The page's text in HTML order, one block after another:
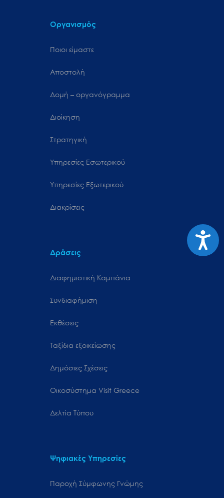
Οργανισμός
Ποιοι είμαστε
Αποστολή
Δομή – οργανόγραμμα
Διοίκηση
Στρατηγική
Υπηρεσίες Εσωτερικού
Υπηρεσίες Εξωτερικού
Διακρίσεις
Δράσεις
Διαφημιστική Καμπάνια
Συνδιαφήμιση
Εκθέσεις
Ταξίδια εξοικείωσης
Δημόσιες Σχέσεις
Oικοσύστημα Visit Greece
Δελτία Τύπου
Ψηφιακές Υπηρεσίες
Παροχή Σύμφωνης Γνώμης